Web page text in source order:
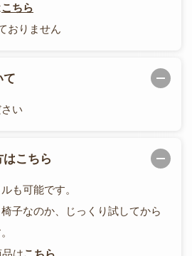
こちら
おりません
て
い
こちら
も可能です。
子なのか、じっくり試してから